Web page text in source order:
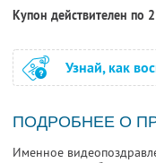
Купон действителен по
Узнай, как
ПОДРОБНЕЕ О
Именное